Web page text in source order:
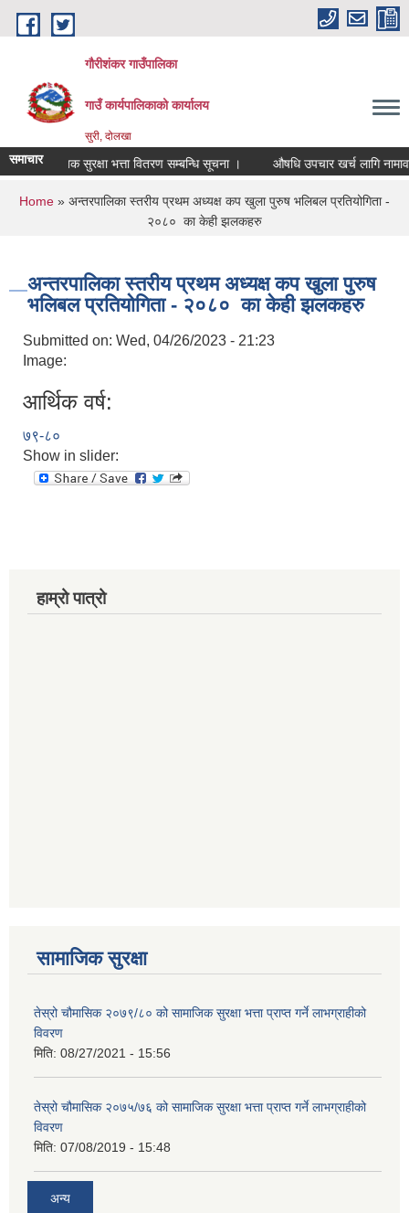
Skip to main content
गौरीशंकर गाउँपालिका
गाउँ कार्यपालिकाको कार्यालय
सुरी, दोलखा
समाचार
सामाजिक सुरक्षा भत्ता वितरण सम्बन्धि सूचना । औषधि उपचार खर्च लागि
You are here
Home » अन्तरपालिका स्तरीय प्रथम अध्यक्ष कप खुला पुरुष भलिबल प्रतियोगिता -
२०८० का केही झलकहरु
अन्तरपालिका स्तरीय प्रथम अध्यक्ष कप खुला पुरुष
भलिबल प्रतियोगिता - २०८० का केही झलकहरु
Submitted on: Wed, 04/26/2023 - 21:23
Image:
आर्थिक वर्ष:
७९-८०
Show in slider:
हाम्रो पात्रो
सामाजिक सुरक्षा
तेस्रो चौमासिक २०७९/८० को सामाजिक सुरक्षा भत्ता प्राप्त गर्ने लाभग्राहीको
विवरण
मिति: 08/27/2021 - 15:56
तेस्रो चौमासिक २०७५/७६ को सामाजिक सुरक्षा भत्ता प्राप्त गर्ने लाभग्राहीको
विवरण
मिति: 07/08/2019 - 15:48
अन्य